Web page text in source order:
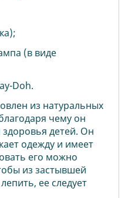
(в виде
Doh.
из натуральных
чему он
детей. Он
одежду и имеет
его можно
из застывшей
ее следует